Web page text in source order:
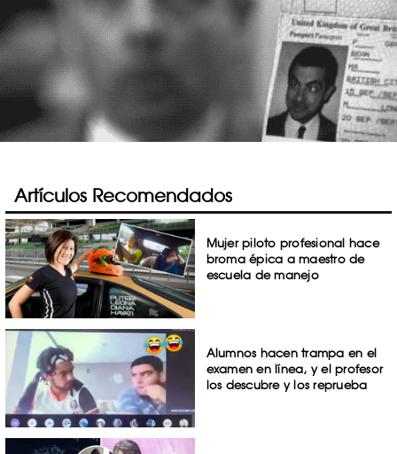
Artículos Recomendados
Mujer piloto profesional hace
broma épica a maestro de
escuela de manejo
Alumnos hacen trampa en el
examen en línea, y el profesor
los descubre y los reprueba